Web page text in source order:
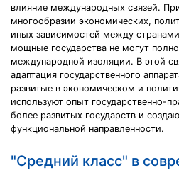
влияние международных связей.
многообразии экономических,
иных зависимостей между
мощные государства не могут
международной изоляции. В этой
адаптация государственного
развитые в экономическом и
используют опыт государственно-
более развитых государств и
функциональной направленности.
"Средний класс" в